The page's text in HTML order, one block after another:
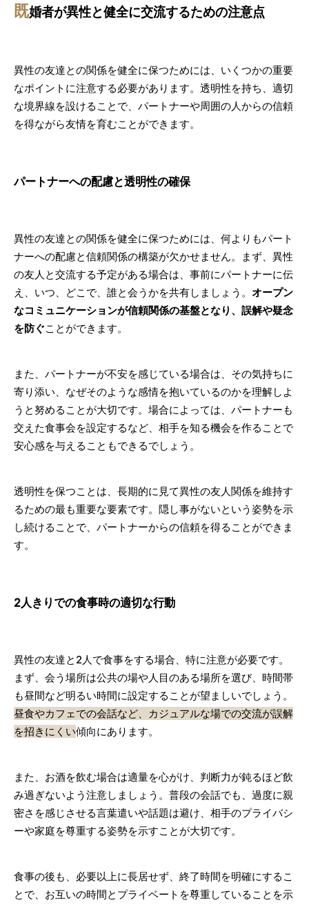
既婚者が異性と健全に交流するための注意点
異性の友達との関係を健全に保つためには、いくつかの重要
なポイントに注意する必要があります。透明性を持ち、適切
な境界線を設けることで、パートナーや周囲の人からの信頼
を得ながら友情を育むことができます。
パートナーへの配慮と透明性の確保
異性の友達との関係を健全に保つためには、何よりもパート
ナーへの配慮と信頼関係の構築が欠かせません。まず、異性
の友人と交流する予定がある場合は、事前にパートナーに伝
え、いつ、どこで、誰と会うかを共有しましょう。 オープン
なコミュニケーションが信頼関係の基盤となり、誤解や疑念
を防ぐことができます。
また、パートナーが不安を感じている場合は、その気持ちに
寄り添い、なぜそのような感情を抱いているのかを理解しよ
うと努めることが大切です。場合によっては、パートナーも
交えた食事会を設定するなど、相手を知る機会を作ることで
安心感を与えることもできるでしょう。
透明性を保つことは、長期的に見て異性の友人関係を維持す
るための最も重要な要素です。隠し事がないという姿勢を示
し続けることで、パートナーからの信頼を得ることができま
す。
2人きりでの食事時の適切な行動
異性の友達と2人で食事をする場合、特に注意が必要です。
まず、会う場所は公共の場や人目のある場所を選び、時間帯
も昼間など明るい時間に設定することが望ましいでしょう。
昼食やカフェでの会話など、カジュアルな場での交流が誤解
を招きにくい傾向にあります。
また、お酒を飲む場合は適量を心がけ、判断力が鈍るほど飲
み過ぎないよう注意しましょう。普段の会話でも、過度に親
密さを感じさせる言葉遣いや話題は避け、相手のプライバシ
ーや家庭を尊重する姿勢を示すことが大切です。
食事の後も、必要以上に長居せず、終了時間を明確にするこ
とで、お互いの時間とプライベートを尊重していることを示